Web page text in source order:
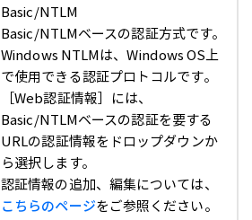
Basic/NTLM
Basic/NTLMベースの認証方式です。
Windows NTLMは、Windows OS上
で使用できる認証プロトコルです。
［Web認証情報］には、
Basic/NTLMベースの認証を要する
URLの認証情報をドロップダウンか
ら選択します。
認証情報の追加、編集については、
こちらのページをご参照ください。